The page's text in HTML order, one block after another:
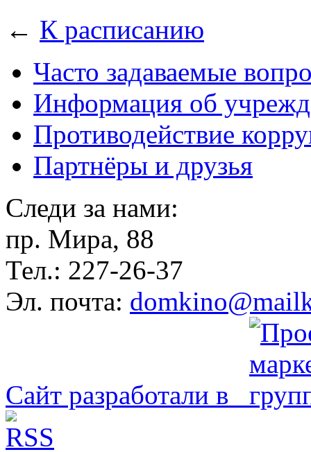
← К расписанию
Часто задаваемые
Информация об
Противодействие
Партнёры и друзья
Следи за нами:
пр. Мира, 88
Тел.: 227-26-37
Эл. почта:
Сайт разработали в